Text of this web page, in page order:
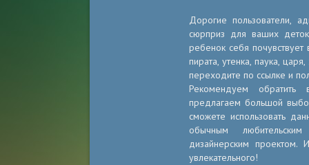
Дорогие пользователи,
сюрприз для ваших
ребенок себя почувствует
пирата, утенка, паука,
переходите по ссылке и
Рекомендуем
предлагаем большой
сможете использовать
обычным
дизайнерским
увлекательного!